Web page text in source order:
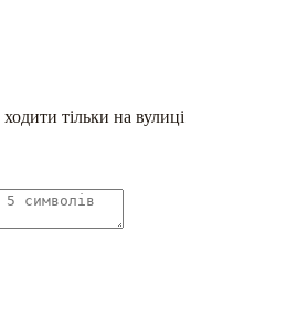
тільки на вулиці